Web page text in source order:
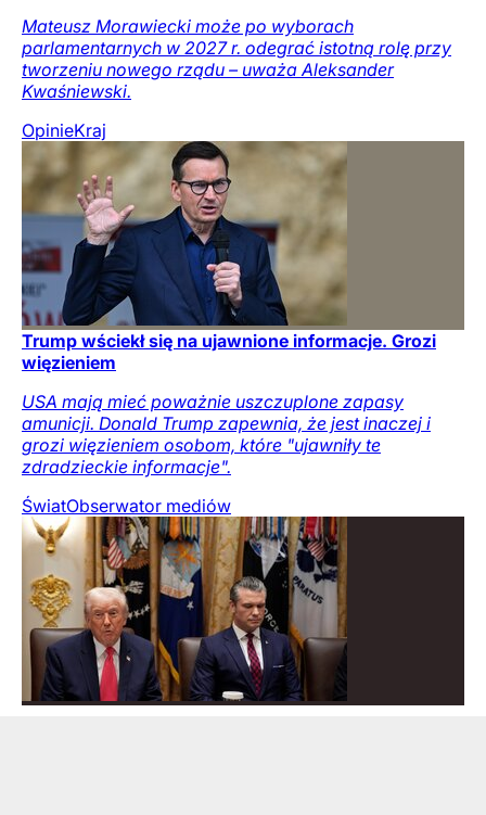
Mateusz Morawiecki może po wyborach
parlamentarnych w 2027 r. odegrać istotną rolę przy
tworzeniu nowego rządu – uważa Aleksander
Kwaśniewski.
OpinieKraj
Trump wściekł się na ujawnione informacje. Grozi
więzieniem
USA mają mieć poważnie uszczuplone zapasy
amunicji. Donald Trump zapewnia, że jest inaczej i
grozi więzieniem osobom, które "ujawniły te
zdradzieckie informacje".
ŚwiatObserwator mediów